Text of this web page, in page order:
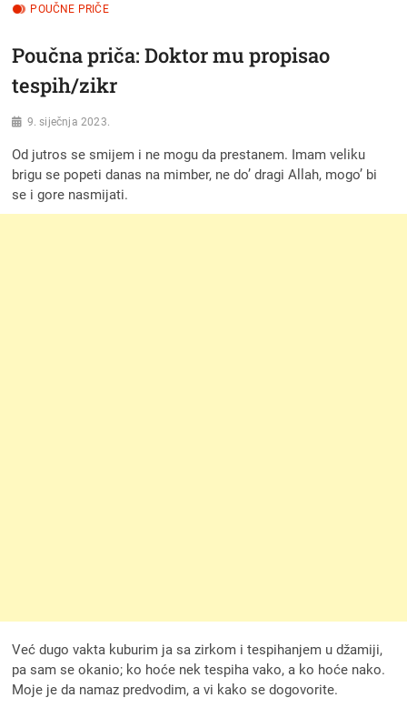
POUČNE PRIČE
Poučna priča: Doktor mu propisao
tespih/zikr
9. siječnja 2023.
Od jutros se smijem i ne mogu da prestanem. Imam veliku
brigu se popeti danas na mimber, ne do’ dragi Allah, mogo’ bi
se i gore nasmijati.
Već dugo vakta kuburim ja sa zirkom i tespihanjem u džamiji,
pa sam se okanio; ko hoće nek tespiha vako, a ko hoće nako.
Moje je da namaz predvodim, a vi kako se dogovorite.